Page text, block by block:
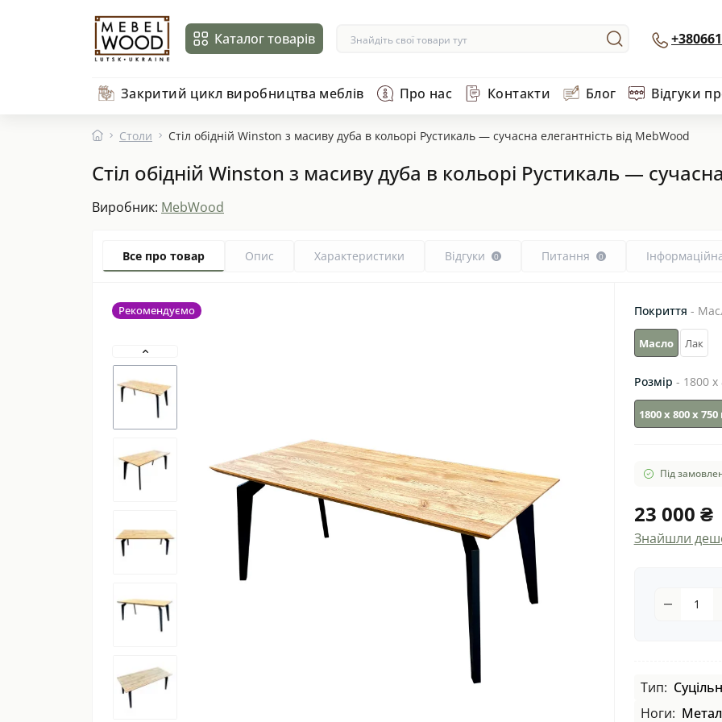
Каталог товарів
Закритий цикл виробництва меблів Про нас Контакти Блог Відгуки
Столи Стіл обідній Winston з масиву дуба в кольорі Рустикаль — сучасна елегантність від MebWood
Стіл обідній Winston з масиву дуба в кольорі Рустикаль —
Виробник: MebWood
Все про товар Опис Характеристики Відгуки 0 Питання 0
Рекомендуємо Покриття -
Масло Лак
Розмір - 1800
1800 х 800 х
Під
23 000 ₴
Знайшли
Тип:
Ноги: Метал